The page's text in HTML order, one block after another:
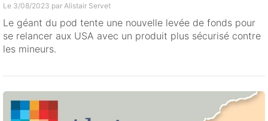
Le 3/08/2023 par Alistair Servet
Le géant du pod tente une nouvelle levée de fonds pour
se relancer aux USA avec un produit plus sécurisé contre
les mineurs.